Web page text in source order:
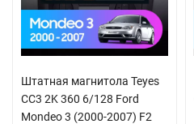
Штатная магнитола Teyes
CC3 2K 360 6/128 Ford
Mondeo 3 (2000-2007) F2